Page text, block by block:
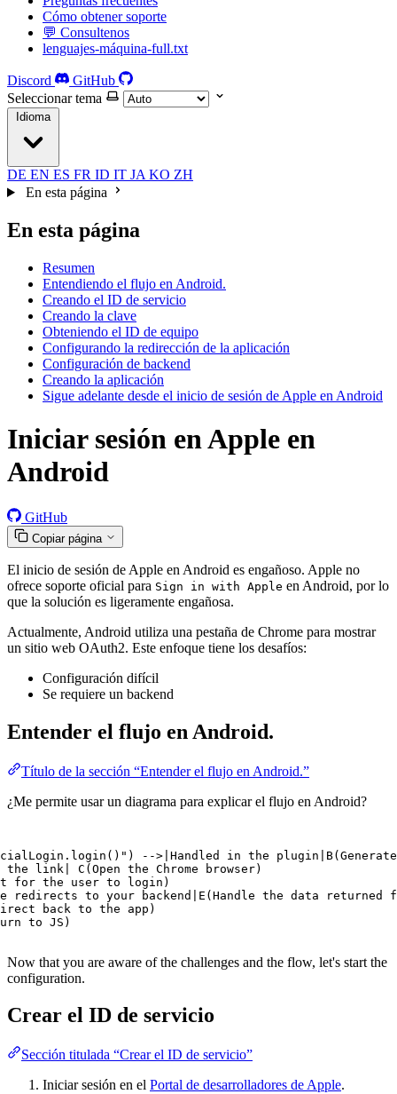
Cómo obtener soporte
💬 Consultenos
lenguajes-máquina-full.txt
Discord
GitHub
Seleccionar tema
Idioma
DE EN ES FR ID IT JA KO ZH
En esta página
En esta página
Resumen
Entendiendo el flujo en Android.
Creando el ID de servicio
Creando la clave
Obteniendo el ID de equipo
Configurando la redirección de la aplicación
Configuración de backend
Creando la aplicación
Sigue adelante desde el inicio de sesión de Apple en Android
Iniciar sesión en Apple en
Android
GitHub
Copiar página
El inicio de sesión de Apple en Android es engañoso. Apple no
ofrece soporte oficial para Sign in with Apple en Android, por lo
que la solución es ligeramente engañosa.
Actualmente, Android utiliza una pestaña de Chrome para mostrar
un sitio web OAuth2. Este enfoque tiene los desafíos:
Configuración difícil
Se requiere un backend
Entender el flujo en Android.
Título de la sección “Entender el flujo en Android.”
¿Me permite usar un diagrama para explicar el flujo en Android?
-->|Handled in the
the link| C(Open the Chrome browser)
for the user to login)
redirects to your backend|E(Handle the data returned
back to the app)
to JS)
Now that you are aware of the challenges and the flow, let's start the
configuration.
Crear el ID de servicio
Sección titulada “Crear el ID de servicio”
Iniciar sesión en el Portal de desarrolladores de Apple.